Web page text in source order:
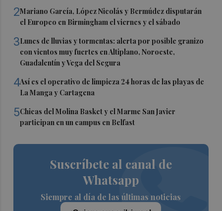
2Mariano García, López Nicolás y Bermúdez disputarán
el Europeo en Birmingham el viernes y el sábado
3Lunes de lluvias y tormentas: alerta por posible granizo
con vientos muy fuertes en Altiplano, Noroeste,
Guadalentín y Vega del Segura
4Así es el operativo de limpieza 24 horas de las playas de
La Manga y Cartagena
5Chicas del Molina Basket y el Marme San Javier
participan en un campus en Belfast
Suscríbete al canal de
Whatsapp
Siempre al día de las últimas noticias